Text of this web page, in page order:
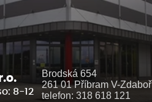
8-12
Brodská 654
261 01 Příbram V-Zdaboř
telefon: 318 618 121